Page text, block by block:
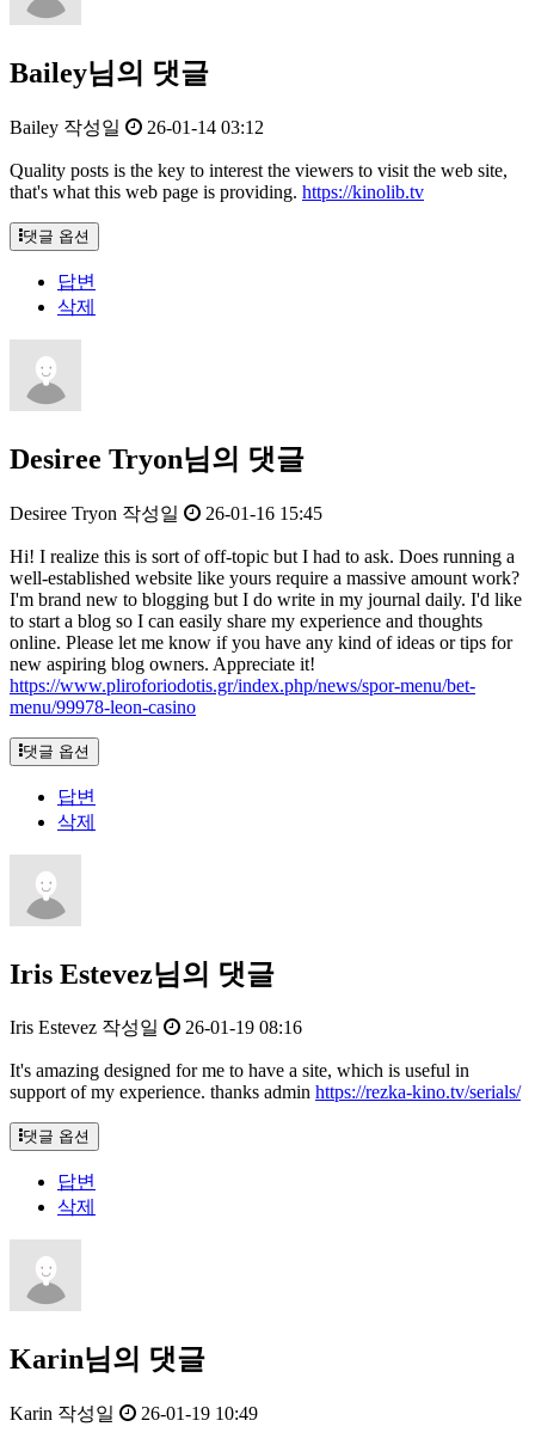
Bailey님의 댓글
Bailey 작성일 26-01-14 03:12
Quality posts is the key to interest the viewers to visit the web site,
that's what this web page is providing. https://kinolib.tv
댓글 옵션
답변
삭제
Desiree Tryon님의 댓글
Desiree Tryon 작성일 26-01-16 15:45
Hi! I realize this is sort of off-topic but I had to ask. Does running a
well-established website like yours require a massive amount work?
I'm brand new to blogging but I do write in my journal daily. I'd like
to start a blog so I can easily share my experience and thoughts
online. Please let me know if you have any kind of ideas or tips for
new aspiring blog owners. Appreciate it!
https://www.pliroforiodotis.gr/index.php/news/spor-menu/bet-
menu/99978-leon-casino
댓글 옵션
답변
삭제
Iris Estevez님의 댓글
Iris Estevez 작성일 26-01-19 08:16
It's amazing designed for me to have a site, which is useful in
support of my experience. thanks admin https://rezka-kino.tv/serials/
댓글 옵션
답변
삭제
Karin님의 댓글
Karin 작성일 26-01-19 10:49